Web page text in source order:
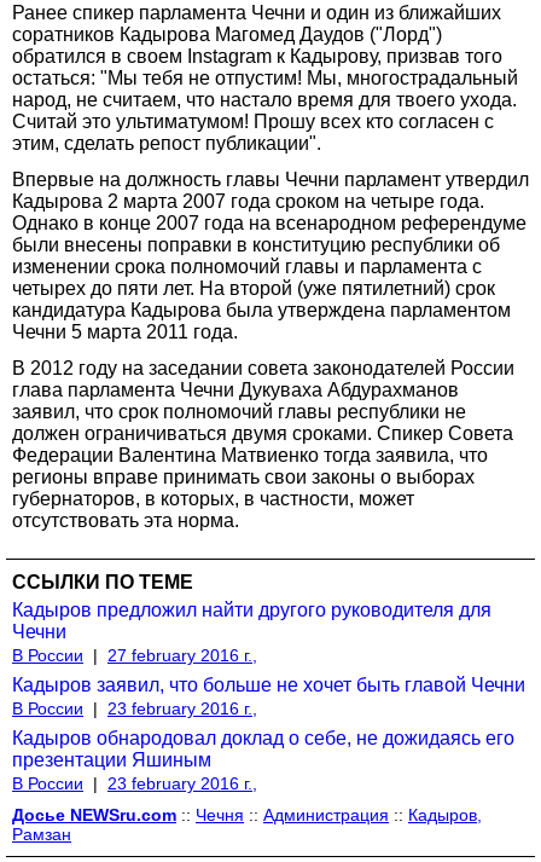
Ранее спикер парламента Чечни и один из ближайших
соратников Кадырова Магомед Даудов ("Лорд")
обратился в своем Instagram к Кадырову, призвав того
остаться: "Мы тебя не отпустим! Мы, многострадальный
народ, не считаем, что настало время для твоего ухода.
Считай это ультиматумом! Прошу всех кто согласен с
этим, сделать репост публикации".
Впервые на должность главы Чечни парламент утвердил
Кадырова 2 марта 2007 года сроком на четыре года.
Однако в конце 2007 года на всенародном референдуме
были внесены поправки в конституцию республики об
изменении срока полномочий главы и парламента с
четырех до пяти лет. На второй (уже пятилетний) срок
кандидатура Кадырова была утверждена парламентом
Чечни 5 марта 2011 года.
В 2012 году на заседании совета законодателей России
глава парламента Чечни Дукуваха Абдурахманов
заявил, что срок полномочий главы республики не
должен ограничиваться двумя сроками. Спикер Совета
Федерации Валентина Матвиенко тогда заявила, что
регионы вправе принимать свои законы о выборах
губернаторов, в которых, в частности, может
отсутствовать эта норма.
ССЫЛКИ ПО ТЕМЕ
Кадыров предложил найти другого руководителя для
Чечни
В России | 27 february 2016 г.,
Кадыров заявил, что больше не хочет быть главой Чечни
В России | 23 february 2016 г.,
Кадыров обнародовал доклад о себе, не дожидаясь его
презентации Яшиным
В России |
23 february 2016 г.,
Досье NEWSru.com :: Чечня :: Администрация :: Кадыров,
Рамзан